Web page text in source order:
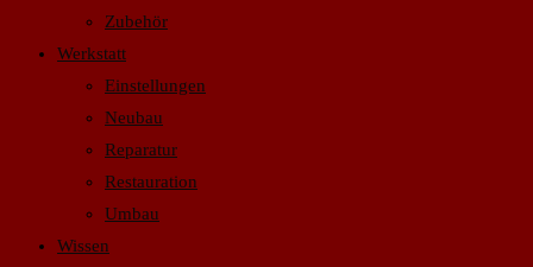
Zubehör
Werkstatt
Einstellungen
Neubau
Reparatur
Restauration
Umbau
Wissen